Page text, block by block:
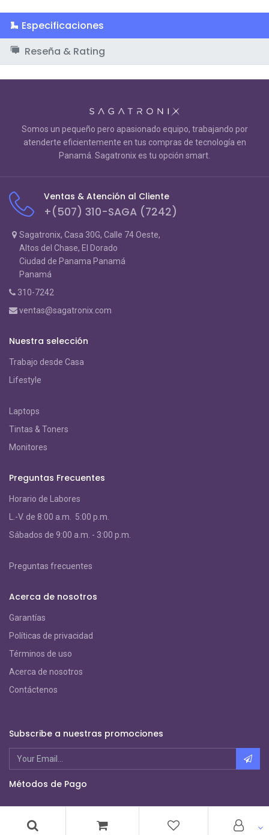
Especificaciones
Reseña & Rating
Somos un pequeño pero apasionado equipo, trabajando por
atenderte eficientemente en tus compras de tecnología en
Panamá. Sagatronix es tu opción smart.
Ventas & Atención al Cliente
+(507) 310-SAGA (7242)
Sagatronix, Casa 30G, Calle 74 Oeste,
Altos del Chase, El Dorado
Ciudad de Panama Panamá
Panamá
310-7242
ventas@sagatronix.com
Nuestra selección
Trabajo desde Casa
Lifestyle
Laptops
Tintas & Toners
Monitores
Preguntas Frecuentes
Horario de Labores
L.-V. de 8:00 a.m. 5:00 p.m.
Sábados de 9:00 a.m. - 3:00 p.m.
Preguntas frecuentes
Acerca de nosotros
Garantías
Políticas de privacidad
Términos de uso
Acerca de nosotros
Contáctenos
Subscribe a nuestras promociones
Métodos de Pago